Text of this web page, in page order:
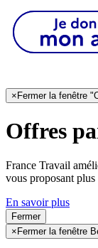
×Fermer la fenêtre
Offres
France Travail
vous proposant
En savoir plus
Fermer
× Fermer la fenêtre